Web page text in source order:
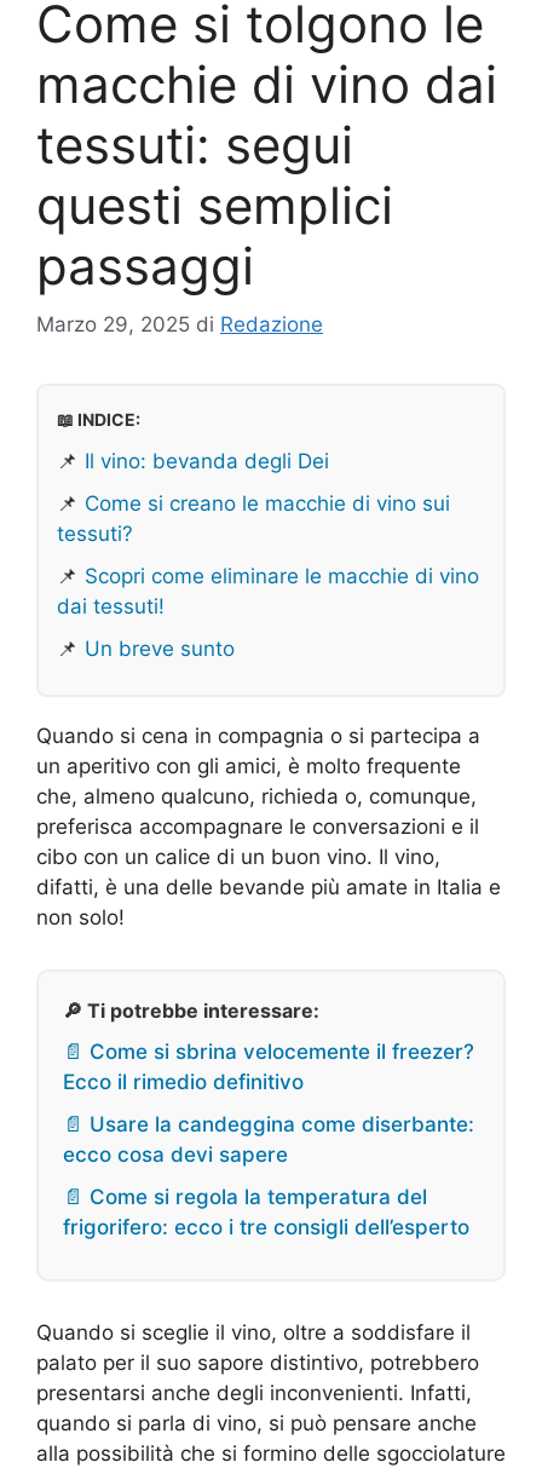
Come si tolgono le
macchie di vino dai
tessuti: segui
questi semplici
passaggi
Marzo 29, 2025 di Redazione
📖 INDICE:
📌 Il vino: bevanda degli Dei
📌 Come si creano le macchie di vino sui
tessuti?
📌 Scopri come eliminare le macchie di vino
dai tessuti!
📌 Un breve sunto
Quando si cena in compagnia o si partecipa a
un aperitivo con gli amici, è molto frequente
che, almeno qualcuno, richieda o, comunque,
preferisca accompagnare le conversazioni e il
cibo con un calice di un buon vino. Il vino,
difatti, è una delle bevande più amate in Italia e
non solo!
🔎 Ti potrebbe interessare:
📄 Come si sbrina velocemente il freezer?
Ecco il rimedio definitivo
📄 Usare la candeggina come diserbante:
ecco cosa devi sapere
📄 Come si regola la temperatura del
frigorifero: ecco i tre consigli dell’esperto
Quando si sceglie il vino, oltre a soddisfare il
palato per il suo sapore distintivo, potrebbero
presentarsi anche degli inconvenienti. Infatti,
quando si parla di vino, si può pensare anche
alla possibilità che si formino delle sgocciolature